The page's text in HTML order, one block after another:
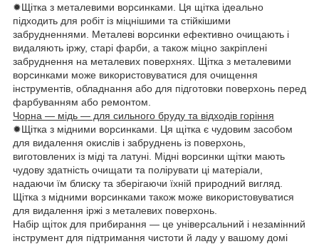
✹Щітка з металевими ворсинками. Ця щітка ідеально
підходить для робіт із міцнішими та стійкішими
забрудненнями. Металеві ворсинки ефективно очищають і
видаляють іржу, старі фарби, а також міцно закріплені
забруднення на металевих поверхнях. Щітка з металевими
ворсинками може використовуватися для очищення
інструментів, обладнання або для підготовки поверхонь перед
фарбуванням або ремонтом.
Чорна — мідь — для сильного бруду та відходів горіння
✹Щітка з мідними ворсинками. Ця щітка є чудовим засобом
для видалення окислів і забруднень із поверхонь,
виготовлених із міді та латуні. Мідні ворсинки щітки мають
чудову здатність очищати та полірувати ці матеріали,
надаючи їм блиску та зберігаючи їхній природний вигляд.
Щітка з мідними ворсинками також може використовуватися
для видалення іржі з металевих поверхонь.
Набір щіток для прибирання — це універсальний і незамінний
інструмент для підтримання чистоти й ладу у вашому домі